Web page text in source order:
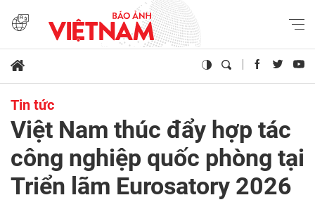
Tin tức
Việt Nam thúc đẩy hợp tác
công nghiệp quốc phòng tại
Triển lãm Eurosatory 2026